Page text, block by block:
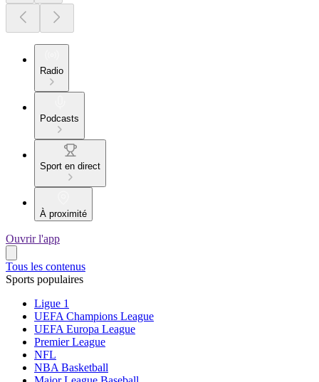
Radio
Podcasts
Sport en direct
À proximité
Ouvrir l'app
Tous les contenus
Sports populaires
Ligue 1
UEFA Champions League
UEFA Europa League
Premier League
NFL
NBA Basketball